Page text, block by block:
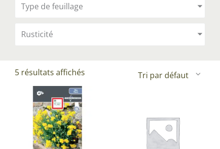
Type de feuillage
Rusticité
5 résultats affichés